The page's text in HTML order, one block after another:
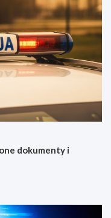
dokumenty i